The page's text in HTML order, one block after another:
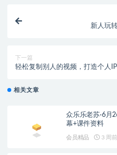
新人玩
下一篇
轻松复制别人的视频，打造个人
相关文章
众乐乐老苏·6月
幕+课件资料
会员精品 3 周前